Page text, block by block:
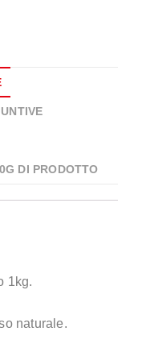
DI PRODOTTO
1kg.
naturale.